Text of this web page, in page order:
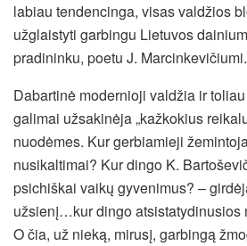
labiau tendencinga, visas valdžios
užglaistyti garbingu Lietuvos
pradininku, poetu J. Marcinkevičiumi.
Dabartinė modernioji valdžia ir
galimai užsakinėja „kažkokius
nuodėmes. Kur gerbiamieji
nusikaltimai? Kur dingo K.
psichiškai vaikų gyvenimus? –
užsienį…kur dingo atsistatydinusios
O čia, už nieką, mirusį, garbingą